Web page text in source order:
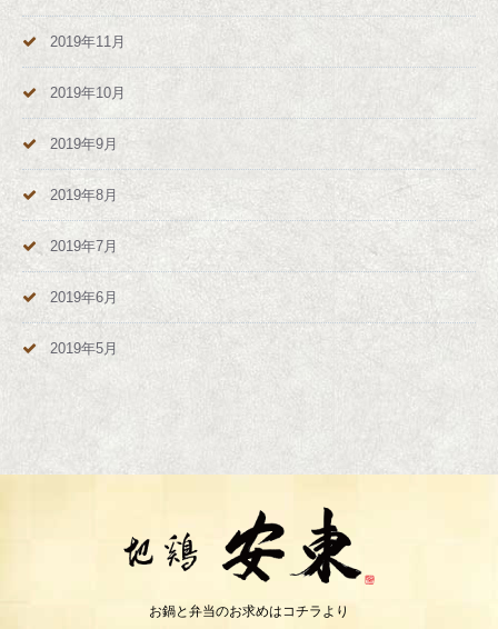
2019年11月
2019年10月
2019年9月
2019年8月
2019年7月
2019年6月
2019年5月
お鍋と弁当のお求めはコチラより